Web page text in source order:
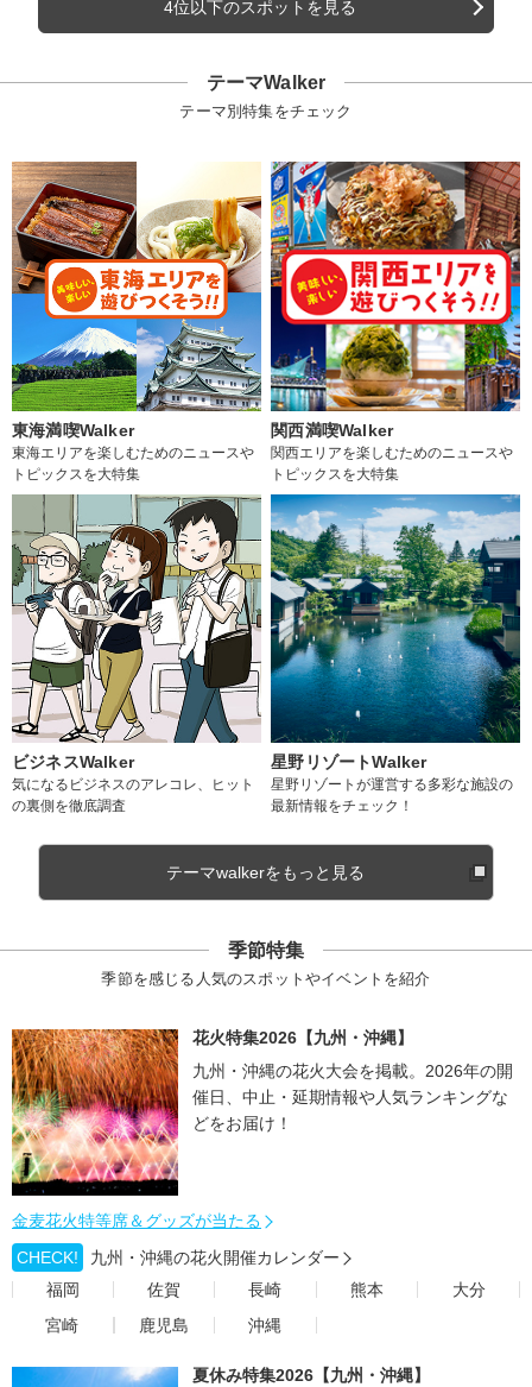
4位以下のスポットを見る
テーマWalker
テーマ別特集をチェック
東海満喫Walker
東海エリアを楽しむためのニュースや
トピックスを大特集
関西満喫Walker
関西エリアを楽しむためのニュースや
トピックスを大特集
ビジネスWalker
気になるビジネスのアレコレ、ヒット
の裏側を徹底調査
星野リゾートWalker
星野リゾートが運営する多彩な施設の
最新情報をチェック！
テーマwalkerをもっと見る
季節特集
季節を感じる人気のスポットやイベントを紹介
花火特集2026【九州・沖縄】
九州・沖縄の花火大会を掲載。2026年の開
催日、中止・延期情報や人気ランキングな
どをお届け！
金麦花火特等席＆グッズが当たる
CHECK!
九州・沖縄の花火開催カレンダー
福岡
佐賀 長崎 熊本
大分
宮崎
鹿児島 沖縄
夏休み特集2026【九州・沖縄】